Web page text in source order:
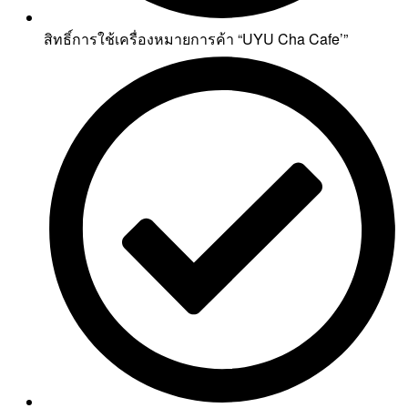
สิทธิ์การใช้เครื่องหมายการค้า “UYU Cha Cafe’”